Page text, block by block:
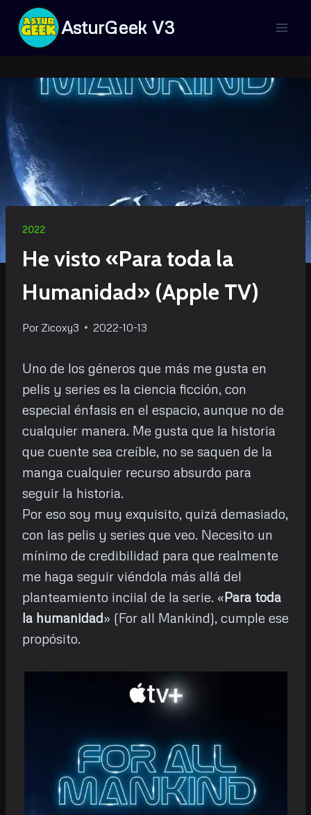
Saltar
contenido
AsturGeek V3
2022
He visto «Para toda la
Humanidad» (Apple TV)
Por Zicoxy3 2022-10-13
Uno de los géneros que más me gusta en
pelis y series es la ciencia ficción, con
especial énfasis en el espacio, aunque no de
cualquier manera. Me gusta que la historia
que cuente sea creíble, no se saquen de la
manga cualquier recurso absurdo para
seguir la historia.
Por eso soy muy exquisito, quizá demasiado,
con las pelis y series que veo. Necesito un
mínimo de credibilidad para que realmente
me haga seguir viéndola más allá del
planteamiento inciial de la serie. «Para toda
la humanidad» (For all Mankind), cumple ese
propósito.